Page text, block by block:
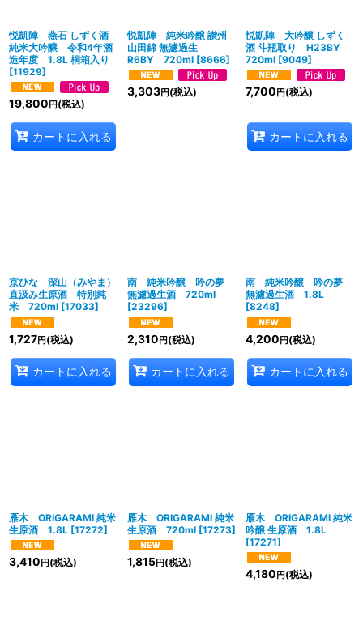
並び順:
絞り込む
悦凱陣 燕石 しずく酒
純米大吟醸 令和4年酒
造年度 1.8L 桐箱入り
[11929]
19,800 円 (税込)
カートに入れる
悦凱陣 純米吟醸 讃州
山田錦 無濾過生
R6BY 720ml [8666]
3,303円(税込)
悦凱陣 大吟醸 しずく
酒 斗瓶取り H23BY
720ml [9049]
7,700 円(税込)
カートに入れる
京ひな 深山（みやま）
直汲み生原酒 特別純
米 720ml [17033]
1,727円 (税込)
カートに入れる
南 純米吟醸 吟の夢
無濾過生酒 720ml
[23296]
2,310 円(税込)
カートに入れる
南 純米吟醸 吟の夢
無濾過生酒 1.8L
[8248]
4,200 円(税込)
カートに入れる
雁木 ORIGARAMI 純米
生原酒 1.8L [17272]
3,410 円 (税込)
雁木 ORIGARAMI 純米
生原酒 720ml [17273]
1,815円(税込)
雁木 ORIGARAMI 純米
吟醸 生原酒 1.8L
[17271]
4,180 円(税込)